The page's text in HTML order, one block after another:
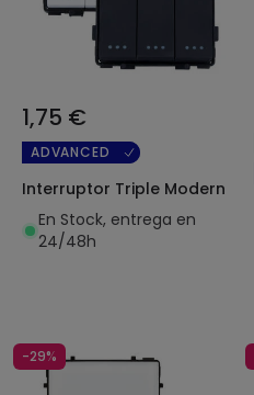
1,75 €
ADVANCED
Interruptor Triple Modern
En Stock, entrega en
24/48h
-29%